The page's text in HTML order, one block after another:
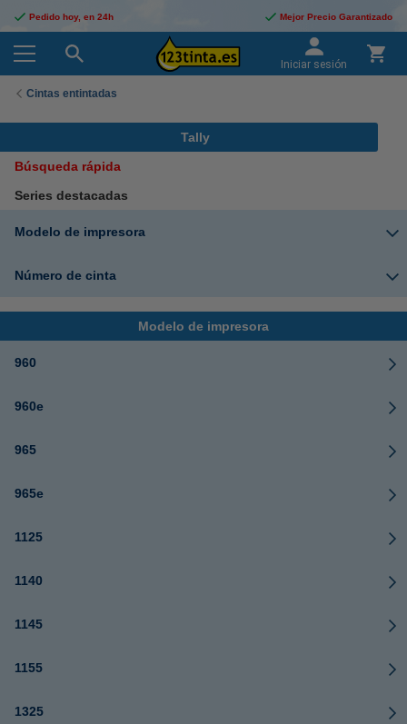
Pedido hoy, en 24h Mejor Precio Garantizado
Iniciar sesión
Cintas entintadas
Tally
Búsqueda rápida
Series destacadas
Modelo de impresora
Número de cinta
Modelo de impresora
960
960e
965
965e
1125
1140
1145
1155
1325